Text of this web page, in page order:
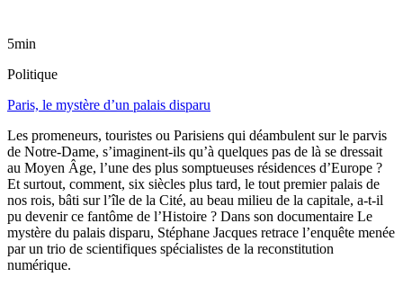
5min
Politique
Paris, le mystère d’un palais disparu
Les promeneurs, touristes ou Parisiens qui déambulent sur le parvis
de Notre-Dame, s’imaginent-ils qu’à quelques pas de là se dressait
au Moyen Âge, l’une des plus somptueuses résidences d’Europe ?
Et surtout, comment, six siècles plus tard, le tout premier palais de
nos rois, bâti sur l’île de la Cité, au beau milieu de la capitale, a-t-il
pu devenir ce fantôme de l’Histoire ? Dans son documentaire Le
mystère du palais disparu, Stéphane Jacques retrace l’enquête menée
par un trio de scientifiques spécialistes de la reconstitution
numérique.